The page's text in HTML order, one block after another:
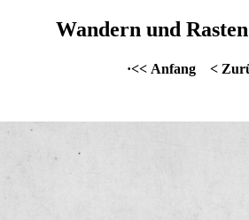
Wandern und
·<< Anfang <